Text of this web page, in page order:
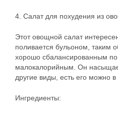
4. Салат для похудения из
Этот овощной салат
поливается бульоном, таким
хорошо сбалансированным по
малокалорийным. Он
другие виды, есть его можно
Ингредиенты: